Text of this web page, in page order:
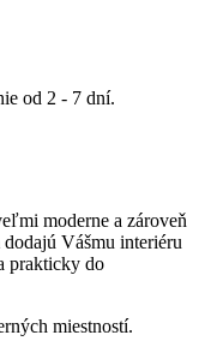
od 2 - 7 dní.
moderne a zároveň
Vášmu interiéru
prakticky do
miestností.